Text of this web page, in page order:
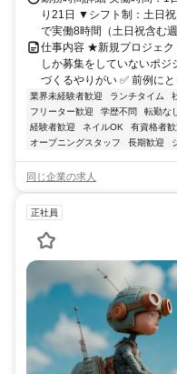
り21日 ▼シフト制：土日
で実働8時間（土日祝含む
仕事内容 ★新規プロジェク
しか募集をしていないポジ
づくるやりがい ✅ 前例に
業界未経験者歓迎 ランチタイム
フリーター歓迎
学歴不問 転勤なし
経験者歓迎
ネイルOK 有資格者歓
オープニングスタッフ
長期歓迎
同じ企業の求人
正社員